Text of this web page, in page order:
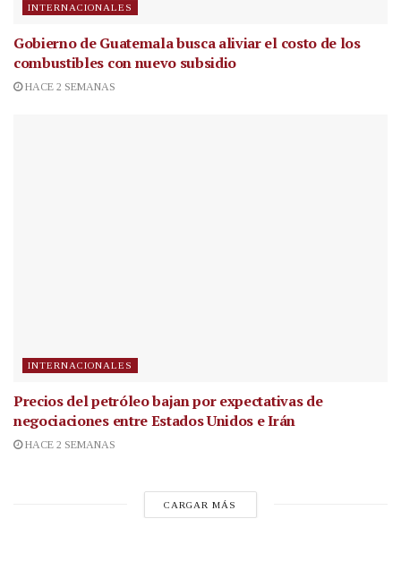
INTERNACIONALES
Gobierno de Guatemala busca aliviar el costo de los
combustibles con nuevo subsidio
HACE 2 SEMANAS
INTERNACIONALES
Precios del petróleo bajan por expectativas de
negociaciones entre Estados Unidos e Irán
HACE 2 SEMANAS
CARGAR MÁS